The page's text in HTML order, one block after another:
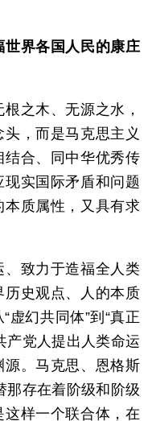
界各国人民的康庄
之木、无源之水，
，而是马克思主义
合、同中华优秀传
实国际矛盾和问题
质属性，又具有求
致力于造福全人类
史观点、人的本质
虚幻共同体”到“真正
产党人提出人类命运
。马克思、恩格斯
那存在着阶级和阶级
样一个联合体，在